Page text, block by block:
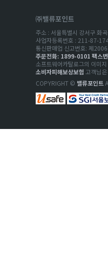
㈜밸류포인트
주소 : 서울특별시 강서구 화
사업자등록번호 : 211-87-
통신판매업 신고번호: 제
주문전화: 1899-0101 팩스
소프트웨어카탈로그의 이미
소비자피해보상보험 고객님
COPYRIGHT © 밸류포인트